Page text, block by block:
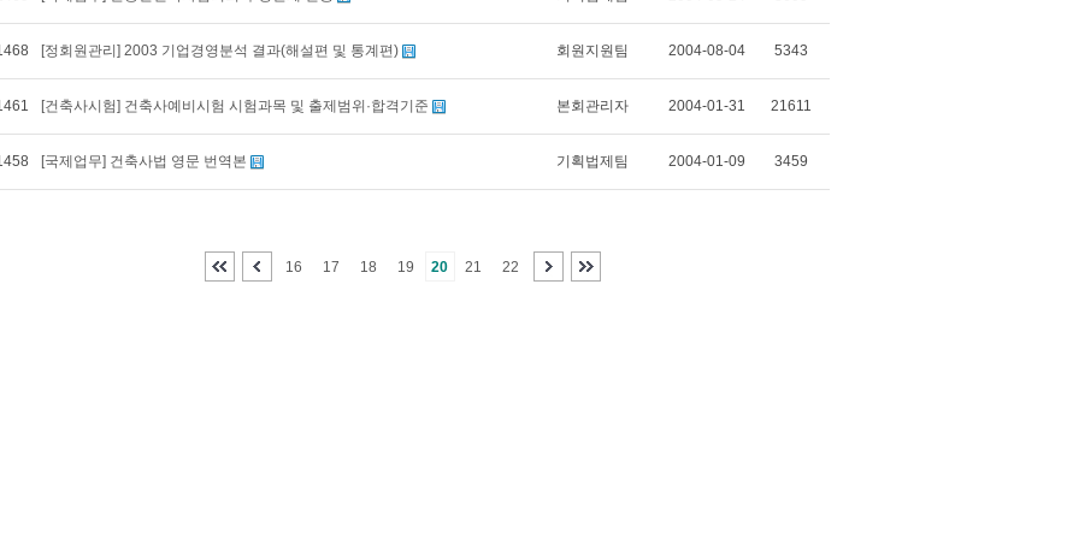
[정회원관리] 2003 기업경영분석 결과(해설편 및 통계편) 회원지원팀 2004-08-04 5343
[건축사시험] 건축사예비시험 시험과목 및 출제범위·합격기준 본회관리자 2004-01-31 21611
[국제업무] 건축사법 영문 번역본 기획법제팀 2004-01-09 3459
16 17 18 19 20 21 22